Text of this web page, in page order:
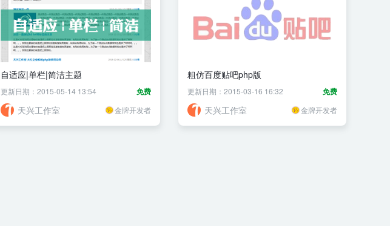
自适应|单栏|简洁主题
免费
更新日期：2015-05-14 13:54
天兴工作室 金牌开发者
粗仿百度贴吧php版
免费
更新日期：2015-03-16 16:32
天兴工作室 金牌开发者